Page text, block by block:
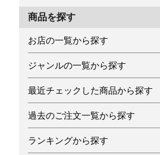
商品を探す
お店の一覧から探す
ジャンルの一覧から探す
最近チェックした商品から探す
過去のご注文一覧から探す
ランキングから探す